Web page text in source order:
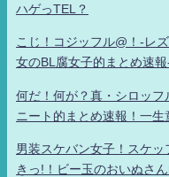
ハゲっTEL？
こじ！コジッフル@！-レ
女のBL腐女子的まとめ速報
何だ！何が？真・シロ
ニート的まとめ速報！一生
男装スケバン女子！スケ
きっ!！ビー玉のおいぬさ